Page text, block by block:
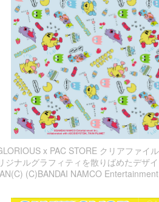
x PAC STORE クリアファイ
ジナルグラフィティを散りばめたデザ
(C)BANDAI NAMCO